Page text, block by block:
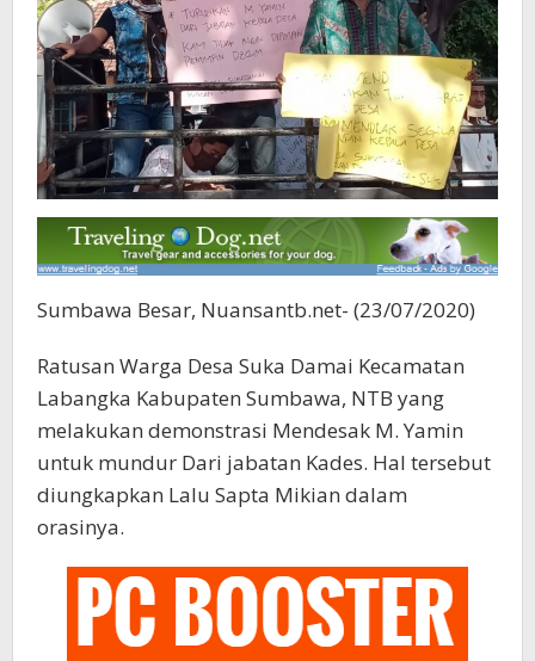
Sumbawa Besar, Nuansantb.net- (23/07/2020)
Ratusan Warga Desa Suka Damai Kecamatan
Labangka Kabupaten Sumbawa, NTB yang
melakukan demonstrasi Mendesak M. Yamin
untuk mundur Dari jabatan Kades. Hal tersebut
diungkapkan Lalu Sapta Mikian dalam
orasinya.